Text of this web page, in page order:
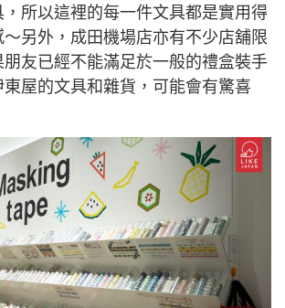
所以這裡的每一件文具都是實用得
另外，成田機場店亦有不少店舖限
友已經不能滿足於一般的禮盒裝手
屋的文具和雜貨，可能會有驚喜